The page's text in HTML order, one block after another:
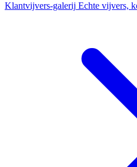
Klantvijvers-galerij Echte vijvers,